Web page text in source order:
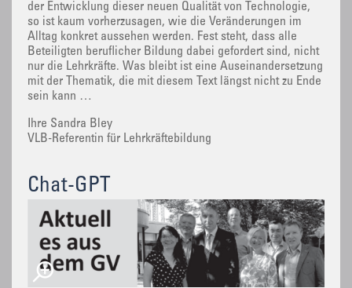
der Entwicklung dieser neuen Qualität von Technologie,
so ist kaum vorherzusagen, wie die Veränderungen im
Alltag konkret aussehen werden. Fest steht, dass alle
Beteiligten beruflicher Bildung dabei gefordert sind, nicht
nur die Lehrkräfte. Was bleibt ist eine Auseinandersetzung
mit der Thematik, die mit diesem Text längst nicht zu Ende
sein kann …
Ihre Sandra Bley
VLB-Referentin für Lehrkräftebildung
Chat-GPT